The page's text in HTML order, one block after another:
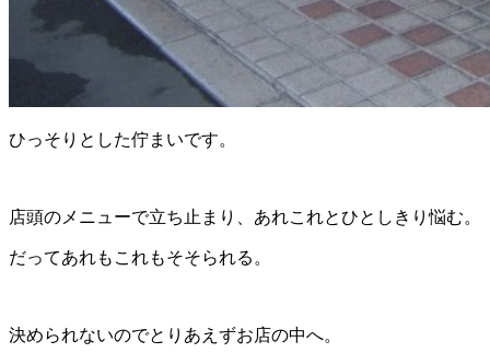
ひっそりとした佇まいです。
店頭のメニューで立ち止まり、あれこれとひとしきり悩む。
だってあれもこれもそそられる。
決められないのでとりあえずお店の中へ。